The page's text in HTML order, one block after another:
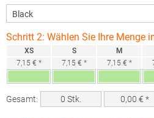
Schritt 2: Wählen Sie Ihre Menge
XS
7,15 € *
S
7,15 € *
M
7,15 € *
Gesamt: 0 Stk. 0,00 € *